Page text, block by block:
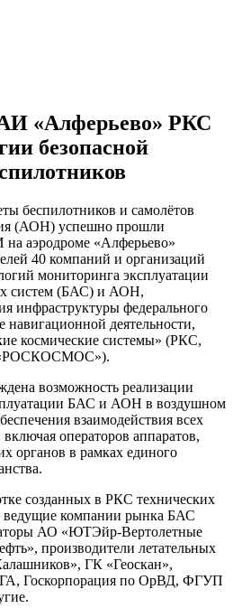
«Алферьево» РКС
безопасной
беспилотников и самолётов
(АОН) успешно прошли
аэродроме «Алферьево»
40 компаний и организаций
мониторинга эксплуатации
систем (БАС) и АОН,
инфраструктуры федерального
навигационной деятельности,
космические системы» (РКС,
«РОСКОСМОС»).
возможность реализации
БАС и АОН в воздушном
взаимодействия всех
операторов аппаратов,
органов в рамках единого
созданных в РКС технических
ведущие компании рынка БАС
АО «ЮТЭйр-Вертолетные
производители летательных
ГК «Геоскан»,
Госкорпорация по ОрВД, ФГУП